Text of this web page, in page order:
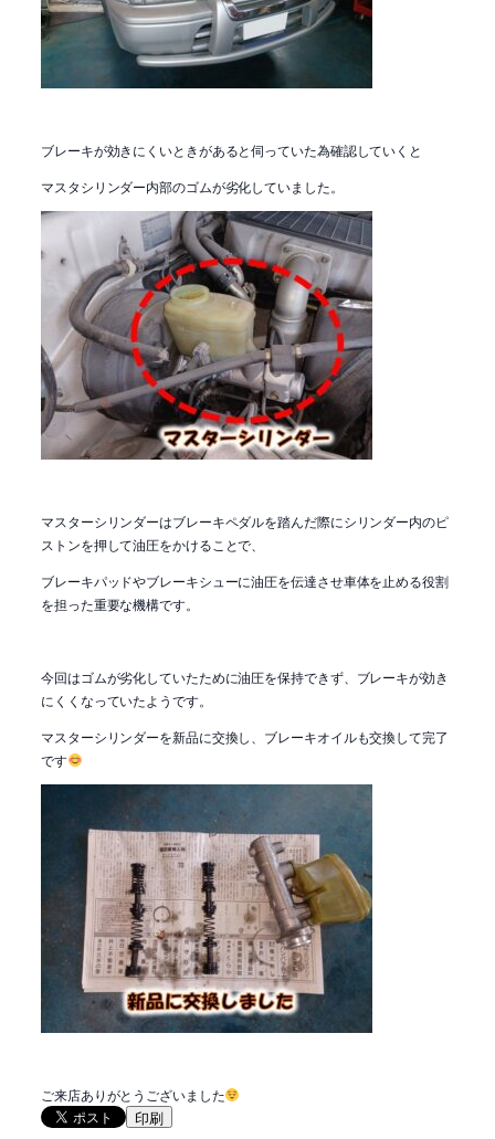
ブレーキが効きにくいときがあると伺っていた為確認していくと
マスタシリンダー内部のゴムが劣化していました。
マスターシリンダーはブレーキペダルを踏んだ際にシリンダー内のピ
ストンを押して油圧をかけることで、
ブレーキパッドやブレーキシューに油圧を伝達させ車体を止める役割
を担った重要な機構です。
今回はゴムが劣化していたために油圧を保持できず、ブレーキが効き
にくくなっていたようです。
マスターシリンダーを新品に交換し、ブレーキオイルも交換して完了
です
ご来店ありがとうございました
印刷